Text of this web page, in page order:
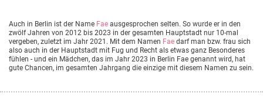
Auch in Berlin ist der Name Fae ausgesprochen selten. So wurde er in den
zwölf Jahren von 2012 bis 2023 in der gesamten Hauptstadt nur 10-mal
vergeben, zuletzt im Jahr 2021. Mit dem Namen Fae darf man bzw. frau sich
also auch in der Hauptstadt mit Fug und Recht als etwas ganz Besonderes
fühlen - und ein Mädchen, das im Jahr 2023 in Berlin Fae genannt wird, hat
gute Chancen, im gesamten Jahrgang die einzige mit diesem Namen zu sein.